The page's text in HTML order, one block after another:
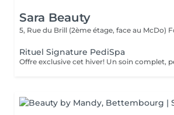
Sara Beauty
5, Rue du Brill (2ème étage, face au McDo)
Rituel Signature PediSpa